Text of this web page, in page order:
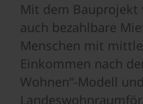
Mit dem Bauprojekt
auch bezahlbare
Menschen mit
Einkommen nach
Wohnen“-Modell